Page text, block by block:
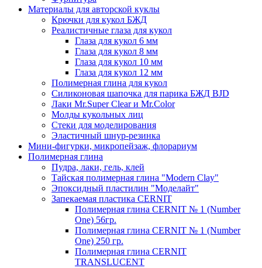
Материалы для авторской куклы
Крючки для кукол БЖД
Реалистичные глаза для кукол
Глаза для кукол 6 мм
Глаза для кукол 8 мм
Глаза для кукол 10 мм
Глаза для кукол 12 мм
Полимерная глина для кукол
Силиконовая шапочка для парика БЖД BJD
Лаки Mr.Super Clear и Mr.Color
Молды кукольных лиц
Стеки для моделирования
Эластичный шнур-резинка
Мини-фигурки, микропейзаж, флорариум
Полимерная глина
Пудра, лаки, гель, клей
Тайская полимерная глина "Modern Clay"
Эпоксидный пластилин "Моделайт"
Запекаемая пластика CERNIT
Полимерная глина CERNIT № 1 (Number
One) 56гр.
Полимерная глина CERNIT № 1 (Number
One) 250 гр.
Полимерная глина CERNIT
TRANSLUCENT